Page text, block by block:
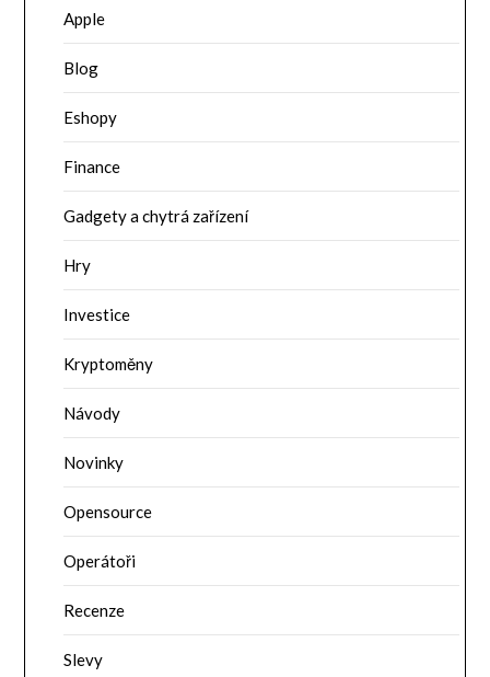
Apple
Blog
Eshopy
Finance
Gadgety a chytrá zařízení
Hry
Investice
Kryptoměny
Návody
Novinky
Opensource
Operátoři
Recenze
Slevy